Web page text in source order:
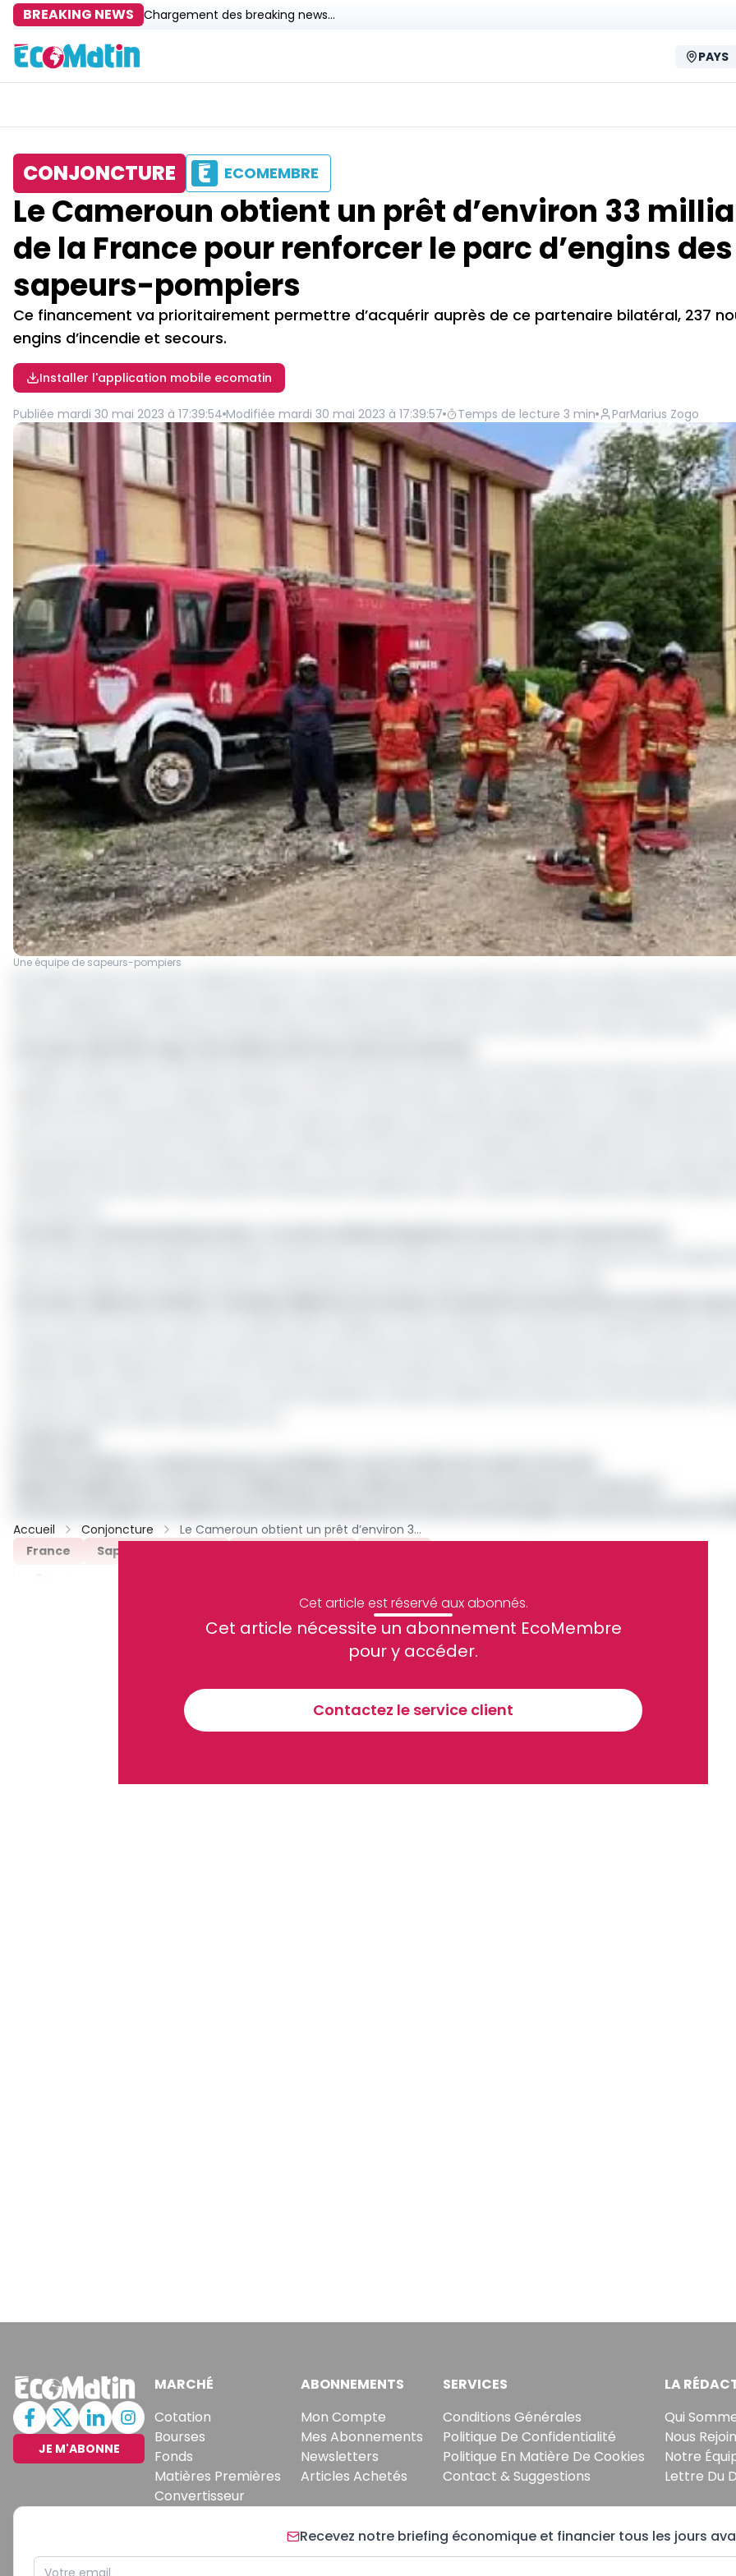
BREAKING NEWS Chargement des breaking news...
PAYS
CONJONCTURE ECOMEMBRE
Le Cameroun obtient un prêt d’environ 33
de la France pour renforcer le parc d’engins des
sapeurs-pompiers
Ce financement va prioritairement permettre d’acquérir auprès de ce partenaire bilatéral, 237
engins d’incendie et secours.
Installer l'application mobile ecomatin
Publiée mardi 30 mai 2023 à 17:39:54 Modifiée mardi 30 mai 2023 à 17:39:57 Temps de lecture 3 min ParMarius Zogo
Une équipe de sapeurs-pompiers
Cet article est réservé aux abonnés.
Cet article nécessite un abonnement EcoMembre
pour y accéder.
Contactez le service client
Accueil Conjoncture
Le Cameroun obtient un prêt d’environ 33 milliards de la France pour renforcer le parc d’engins des sapeurs-pompiers
France
Sapeurs-Pompiers
Recevez notre briefing économique et financier tous les jours avant 10 heures.
En vous inscrivant à la newsletter, vous acceptez de recevoir nos communications. Vous pouvez vous désabonner à tout moment.
JE M'ABONNE
MARCHÉ
Cotation
Bourses
Fonds
Matières Premières
Convertisseur
ABONNEMENTS
Mon Compte
Mes Abonnements
Newsletters
Articles Achetés
SERVICES
Conditions Générales
Politique De Confidentialité
Politique En Matière De Cookies
Contact & Suggestions
LA
Qui
Nous
Notre
Lettre Du
Recevez notre briefing économique et financier tous les jours